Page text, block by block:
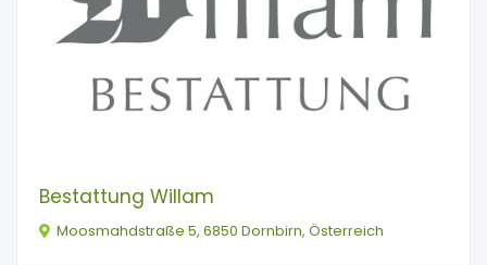
Bestattung Willam
Moosmahdstraße 5, 6850 Dornbirn, Österreich